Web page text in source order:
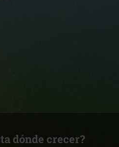
dónde crecer?